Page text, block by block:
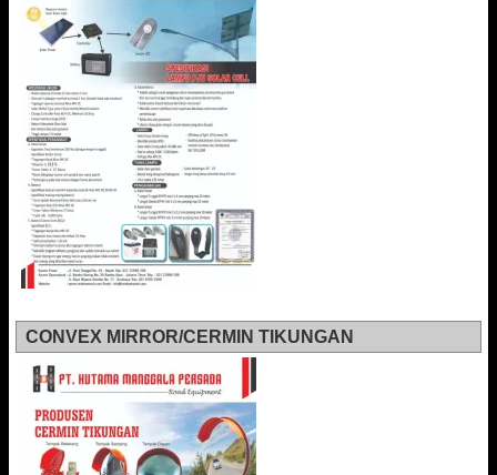
CONVEX MIRROR/CERMIN TIKUNGAN